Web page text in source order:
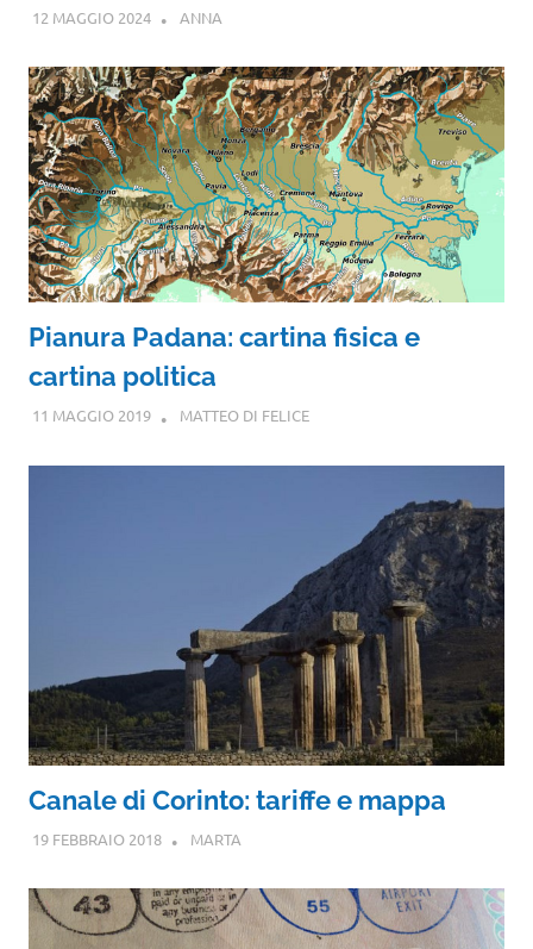
12 MAGGIO 2024 ANNA
Pianura Padana: cartina fisica e
cartina politica
11 MAGGIO 2019 MATTEO DI FELICE
Canale di Corinto: tariffe e mappa
19 FEBBRAIO 2018 MARTA